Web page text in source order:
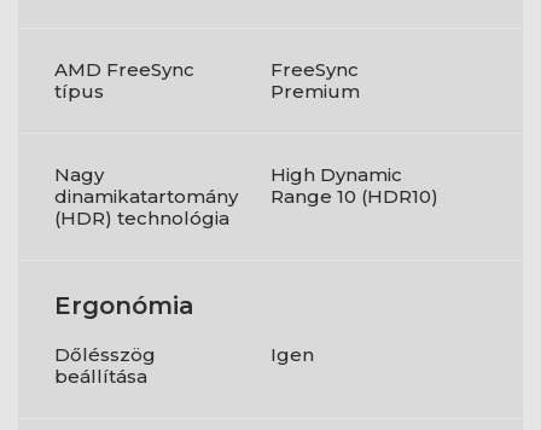
AMD FreeSync
típus
FreeSync
Premium
Nagy
dinamikatartomány
(HDR) technológia
High Dynamic
Range 10 (HDR10)
Ergonómia
Dőlésszög
beállítása
Igen